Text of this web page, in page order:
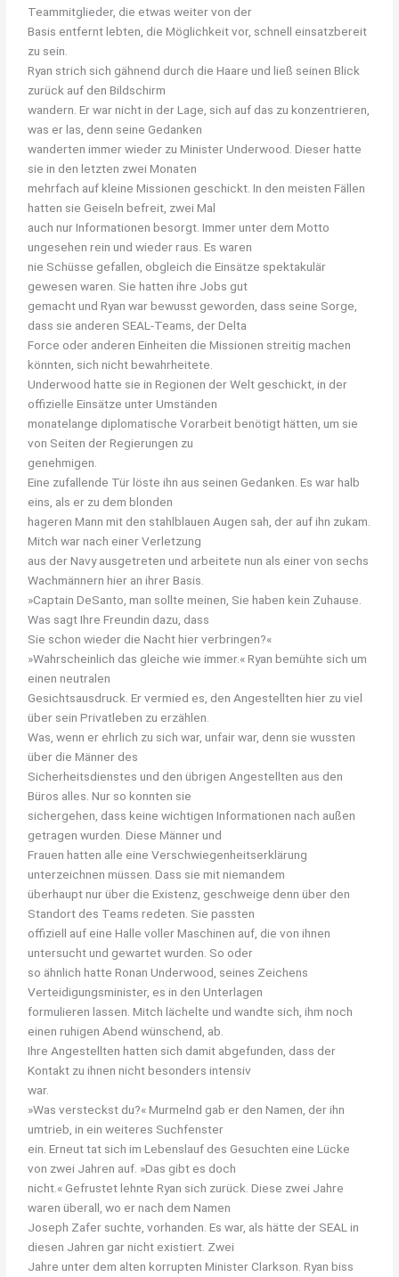
Teammitglieder, die etwas weiter von der
Basis entfernt lebten, die Möglichkeit vor, schnell einsatzbereit
zu sein.
Ryan strich sich gähnend durch die Haare und ließ seinen Blick
zurück auf den Bildschirm
wandern. Er war nicht in der Lage, sich auf das zu konzentrieren,
was er las, denn seine Gedanken
wanderten immer wieder zu Minister Underwood. Dieser hatte
sie in den letzten zwei Monaten
mehrfach auf kleine Missionen geschickt. In den meisten Fällen
hatten sie Geiseln befreit, zwei Mal
auch nur Informationen besorgt. Immer unter dem Motto
ungesehen rein und wieder raus. Es waren
nie Schüsse gefallen, obgleich die Einsätze spektakulär
gewesen waren. Sie hatten ihre Jobs gut
gemacht und Ryan war bewusst geworden, dass seine Sorge,
dass sie anderen SEAL-Teams, der Delta
Force oder anderen Einheiten die Missionen streitig machen
könnten, sich nicht bewahrheitete.
Underwood hatte sie in Regionen der Welt geschickt, in der
offizielle Einsätze unter Umständen
monatelange diplomatische Vorarbeit benötigt hätten, um sie
von Seiten der Regierungen zu
genehmigen.
Eine zufallende Tür löste ihn aus seinen Gedanken. Es war halb
eins, als er zu dem blonden
hageren Mann mit den stahlblauen Augen sah, der auf ihn zukam.
Mitch war nach einer Verletzung
aus der Navy ausgetreten und arbeitete nun als einer von sechs
Wachmännern hier an ihrer Basis.
»Captain DeSanto, man sollte meinen, Sie haben kein Zuhause.
Was sagt Ihre Freundin dazu, dass
Sie schon wieder die Nacht hier verbringen?«
»Wahrscheinlich das gleiche wie immer.« Ryan bemühte sich um
einen neutralen
Gesichtsausdruck. Er vermied es, den Angestellten hier zu viel
über sein Privatleben zu erzählen.
Was, wenn er ehrlich zu sich war, unfair war, denn sie wussten
über die Männer des
Sicherheitsdienstes und den übrigen Angestellten aus den
Büros alles. Nur so konnten sie
sichergehen, dass keine wichtigen Informationen nach außen
getragen wurden. Diese Männer und
Frauen hatten alle eine Verschwiegenheitserklärung
unterzeichnen müssen. Dass sie mit niemandem
überhaupt nur über die Existenz, geschweige denn über den
Standort des Teams redeten. Sie passten
offiziell auf eine Halle voller Maschinen auf, die von ihnen
untersucht und gewartet wurden. So oder
so ähnlich hatte Ronan Underwood, seines Zeichens
Verteidigungsminister, es in den Unterlagen
formulieren lassen. Mitch lächelte und wandte sich, ihm noch
einen ruhigen Abend wünschend, ab.
Ihre Angestellten hatten sich damit abgefunden, dass der
Kontakt zu ihnen nicht besonders intensiv
war.
»Was versteckst du?« Murmelnd gab er den Namen, der ihn
umtrieb, in ein weiteres Suchfenster
ein. Erneut tat sich im Lebenslauf des Gesuchten eine Lücke
von zwei Jahren auf. »Das gibt es doch
nicht.« Gefrustet lehnte Ryan sich zurück. Diese zwei Jahre
waren überall, wo er nach dem Namen
Joseph Zafer suchte, vorhanden. Es war, als hätte der SEAL in
diesen Jahren gar nicht existiert. Zwei
Jahre unter dem alten korrupten Minister Clarkson. Ryan biss